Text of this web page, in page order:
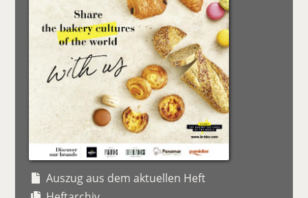
Auszug aus dem aktuellen Heft